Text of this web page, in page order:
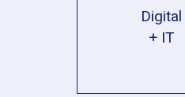
Digital
+ IT